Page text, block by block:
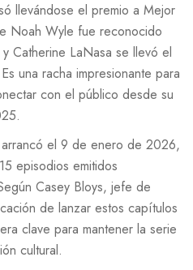
llevándose el premio a Mejor
Noah Wyle fue reconocido
Catherine LaNasa se llevó el
una racha impresionante para
con el público desde su
el 9 de enero de 2026,
episodios emitidos
Casey Bloys, jefe de
de lanzar estos capítulos
clave para mantener la serie
cultural.